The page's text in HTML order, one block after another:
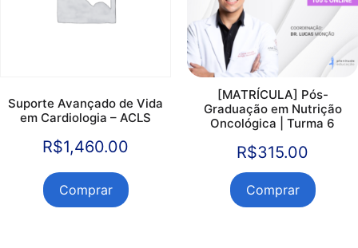
Suporte Avançado de Vida
em Cardiologia – ACLS
R$1,460.00
Comprar
[MATRÍCULA] Pós-
Graduação em Nutrição
Oncológica | Turma 6
R$315.00
Comprar